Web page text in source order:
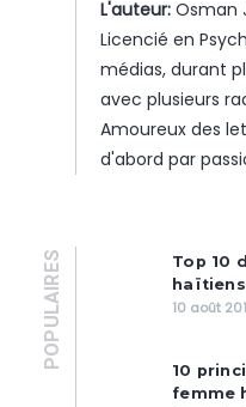
L'auteur: Osman
Licencié en
médias, durant
avec plusieurs
Amoureux des
d'abord par
POPULAIRES
Top 10
haïtiens
10 août
10
femme